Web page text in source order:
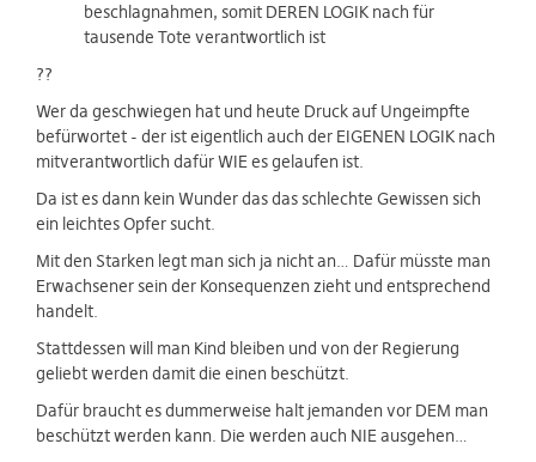
beschlagnahmen, somit DEREN LOGIK nach für
tausende Tote verantwortlich ist
??
Wer da geschwiegen hat und heute Druck auf Ungeimpfte
befürwortet - der ist eigentlich auch der EIGENEN LOGIK nach
mitverantwortlich dafür WIE es gelaufen ist.
Da ist es dann kein Wunder das das schlechte Gewissen sich
ein leichtes Opfer sucht.
Mit den Starken legt man sich ja nicht an… Dafür müsste man
Erwachsener sein der Konsequenzen zieht und entsprechend
handelt.
Stattdessen will man Kind bleiben und von der Regierung
geliebt werden damit die einen beschützt.
Dafür braucht es dummerweise halt jemanden vor DEM man
beschützt werden kann. Die werden auch NIE ausgehen…